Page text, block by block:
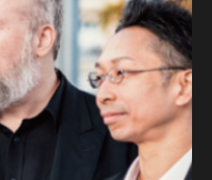
« Cantos »
improvi